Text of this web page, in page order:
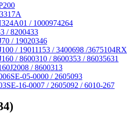
/ 1000974264
/ 8200433
/ 19020346
/ 19011153 / 3400698 /3675104RX
/ 8600310 / 8600353 / 86035631
/ 8600313
05-0000 / 2605093
16-0007 / 2605092 / 6010-267